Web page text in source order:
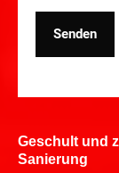
Senden
Geschult und
Sanierung